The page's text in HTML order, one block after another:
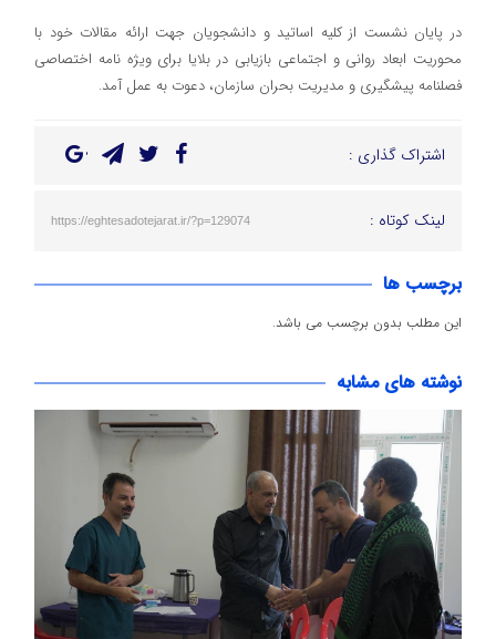
در پایان نشست از کلیه اساتید و دانشجویان جهت ارائه مقالات خود با
محوریت ابعاد روانی و اجتماعی بازیابی در بلایا برای ویژه نامه اختصاصی
فصلنامه پیشگیری و مدیریت بحران سازمان، دعوت به عمل آمد.
اشتراک گذاری :
لینک کوتاه : https://eghtesadotejarat.ir/?p=129074
برچسب ها
این مطلب بدون برچسب می باشد.
نوشته های مشابه